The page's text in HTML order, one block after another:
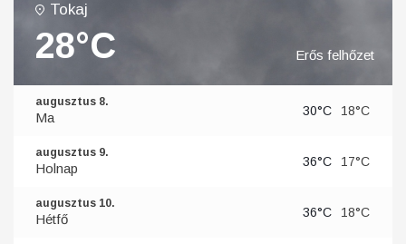
Tokaj
28°C Erős felhőzet
augusztus 8.
Ma 30°C 18°C
augusztus 9.
Holnap 36°C 17°C
augusztus 10.
Hétfő 36°C 18°C